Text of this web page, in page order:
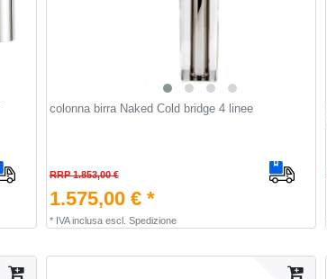
colonna birra Naked Cold bridge 4 linee
RRP 1.853,00 €
1.575,00 € *
* IVA inclusaescl. Spedizione